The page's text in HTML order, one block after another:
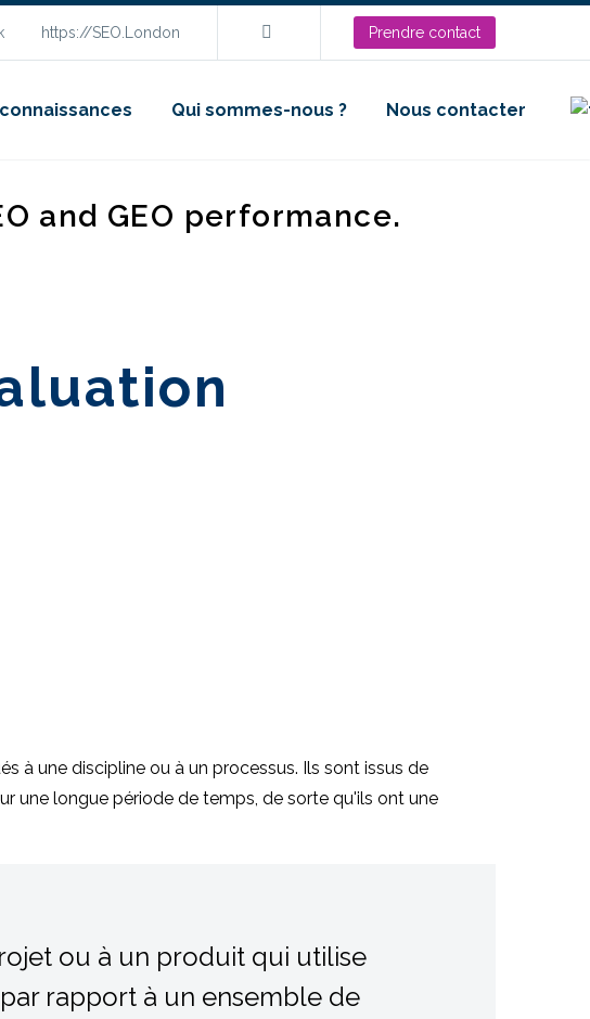
https://SEO.London Prendre contact
Qui sommes-nous ? Nous contacter
and GEO performance.
à une discipline ou à un processus. Ils sont issus de
une longue période de temps, de sorte qu'ils ont une
ou à un produit qui utilise
rapport à un ensemble de